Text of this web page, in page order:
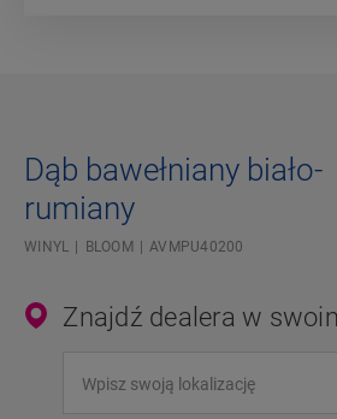
Dąb bawełniany biało-
rumiany
WINYL BLOOM AVMPU40200
Znajdź dealera w